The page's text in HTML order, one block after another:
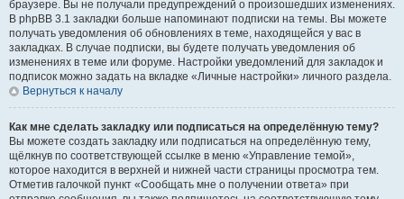
браузере. Вы не получали предупреждений о произошедших изменениях.
В phpBB 3.1 закладки больше напоминают подписки на темы. Вы можете
получать уведомления об обновлениях в теме, находящейся у вас в
закладках. В случае подписки, вы будете получать уведомления об
изменениях в теме или форуме. Настройки уведомлений для закладок и
подписок можно задать на вкладке «Личные настройки» личного раздела.
Вернуться к началу
Как мне сделать закладку или подписаться на определённую тему?
Вы можете создать закладку или подписаться на определённую тему,
щёлкнув по соответствующей ссылке в меню «Управление темой»,
которое находится в верхней и нижней части страницы просмотра тем.
Отметив галочкой пункт «Сообщать мне о получении ответа» при